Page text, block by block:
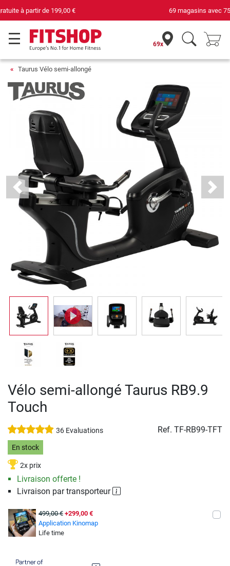
69 magasins avec 75 techniciens
69x
Taurus Vélo semi-allongé
Previous Next
Vélo semi-allongé Taurus RB9.9
Touch
36 Evaluations Ref. TF-RB99-TFT
En stock
2x prix
Livraison offerte !
Livraison par transporteur
499,00 € +299,00 €
Application Kinomap
Life time